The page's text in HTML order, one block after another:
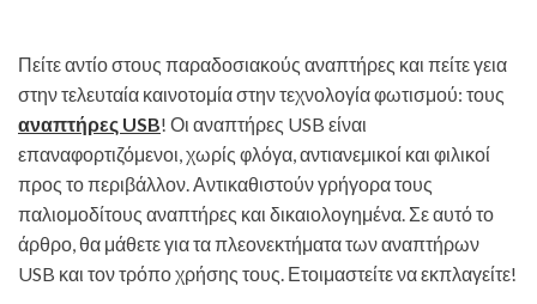
Πείτε αντίο στους παραδοσιακούς αναπτήρες και πείτε γεια
στην τελευταία καινοτομία στην τεχνολογία φωτισμού: τους
αναπτήρες USB! Οι αναπτήρες USB είναι
επαναφορτιζόμενοι, χωρίς φλόγα, αντιανεμικοί και φιλικοί
προς το περιβάλλον. Αντικαθιστούν γρήγορα τους
παλιομοδίτους αναπτήρες και δικαιολογημένα. Σε αυτό το
άρθρο, θα μάθετε για τα πλεονεκτήματα των αναπτήρων
USB και τον τρόπο χρήσης τους. Ετοιμαστείτε να εκπλαγείτε!